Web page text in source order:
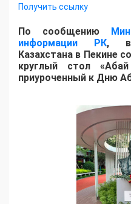
Получить ссылку
​По сообщению
информации РК, в
Казахстана в Пекине
круглый стол
приуроченный к Дню